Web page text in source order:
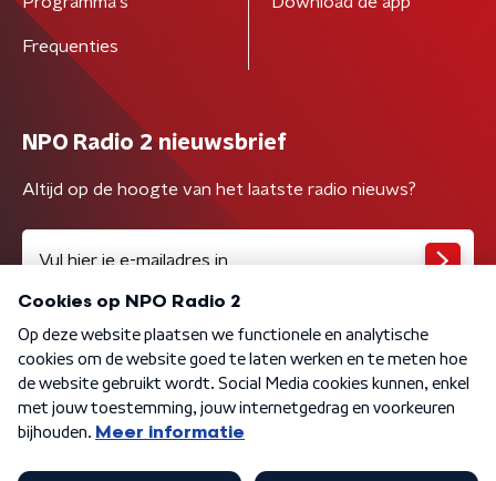
Frequenties
NPO Radio 2 nieuwsbrief
Altijd op de hoogte van het laatste radio nieuws?
Algemene voorwaarden